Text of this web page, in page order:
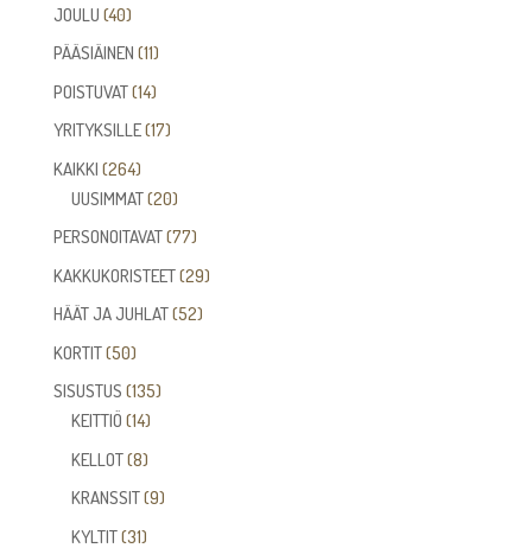
JOULU 4040
tuotetta
PÄÄSIÄINEN 1111
tuotetta
POISTUVAT 1414
tuotetta
YRITYKSILLE 1717
KAIKKI 264264
tuotetta
UUSIMMAT 2020
tuotetta
PERSONOITAVAT 7777
tuotetta
KAKKUKORISTEET 2929
HÄÄT JA JUHLAT 5252
KORTIT 5050
tuotetta
SISUSTUS 135135
KEITTIÖ 1414
tuotetta
KELLOT 88
tuotetta
KRANSSIT 99
KYLTIT 3131